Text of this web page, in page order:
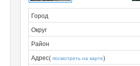
Город
Округ
Район
Адрес( посмотреть на карте)